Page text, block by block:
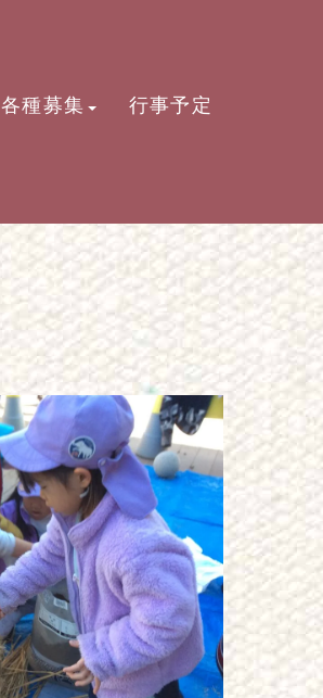
各種募集 行事予定